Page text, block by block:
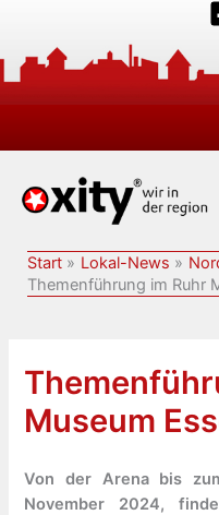
springen
Start Lokal-News
Themenführung im Ruhr
Museum
Von der Arena bis
November 2024,